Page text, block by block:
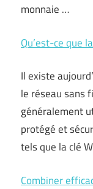
monnaie …
Qu’est-ce que
Il existe
le réseau sans
généralement
protégé et
tels que la clé
Combiner